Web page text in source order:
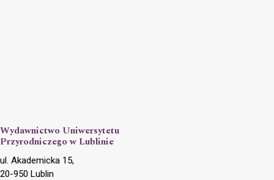
Wydawnictwo Uniwersytetu
Przyrodniczego w Lublinie
ul. Akademicka 15,
20-950 Lublin